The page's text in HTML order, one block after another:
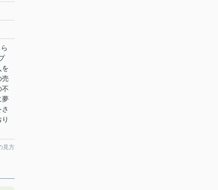
を
売
不
夢
見方